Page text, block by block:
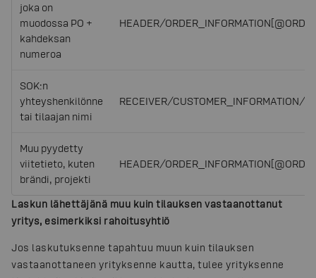
joka on
muodossa PO +
kahdeksan
numeroa
HEADER/ORDER_INFORMATION
SOK:n
yhteyshenkilönne
tai tilaajan nimi
RECEIVER/CUSTOMER_INFORMATION/
Muu pyydetty
viitetieto, kuten
brändi, projekti
HEADER/ORDER_INFORMATION
Laskun lähettäjänä muu kuin tilauksen vastaanottanut
yritys, esimerkiksi rahoitusyhtiö
Jos laskutuksenne tapahtuu muun kuin tilauksen
vastaanottaneen yrityksenne kautta, tulee yrityksenne